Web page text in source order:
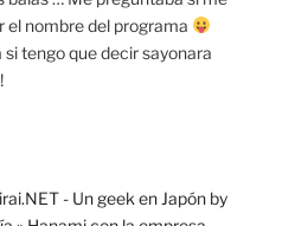
el nombre del programa
si tengo que decir sayonara
- Un geek en Japón by